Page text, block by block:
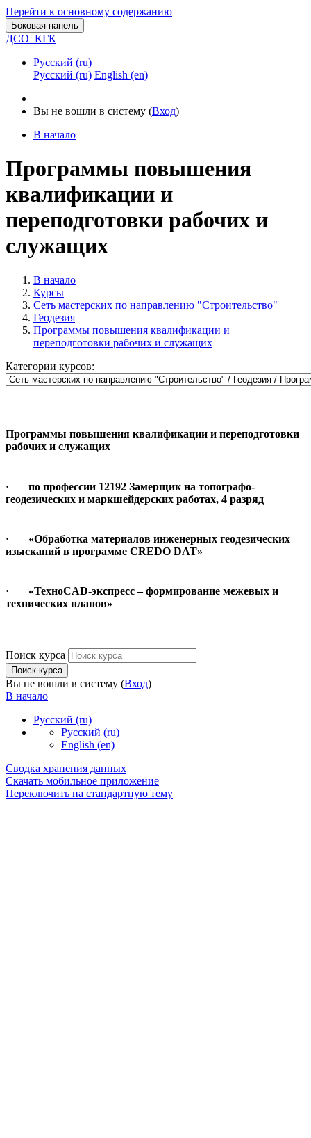
Перейти к основному содержанию
Боковая панель
ДСО_КГК
Русский ‎(ru)‎
Русский ‎(ru)‎ English ‎(en)‎
Вы не вошли в систему (Вход)
В начало
Программы повышения
квалификации и
переподготовки рабочих и
служащих
В начало
Курсы
Сеть мастерских по направлению "Строительство"
Геодезия
Программы повышения квалификации и
переподготовки рабочих и служащих
Категории курсов:
Программы повышения квалификации и переподготовки
рабочих и служащих
· по профессии 12192 Замерщик на топографо-
геодезических и маркшейдерских работах, 4 разряд
· «Обработка материалов инженерных геодезических
изысканий в программе CREDO DAT»
· «ТехноCAD-экспресс – формирование межевых и
технических планов»
Поиск курса
Поиск курса
Вы не вошли в систему (Вход)
В начало
Русский ‎(ru)‎
Русский ‎(ru)‎
English ‎(en)‎
Сводка хранения данных
Скачать мобильное приложение
Переключить на стандартную тему